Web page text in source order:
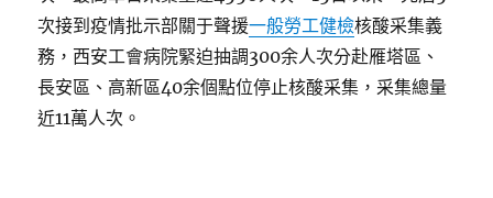
次接到疫情批示部關于聲援一般勞工健檢核酸采集義
務，西安工會病院緊迫抽調300余人次分赴雁塔區、
長安區、高新區40余個點位停止核酸采集，采集總量
近11萬人次。